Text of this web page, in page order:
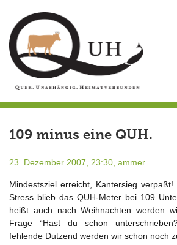
content
109 minus eine QUH.
23. Dezember 2007, 23:30, ammer
Mindestsziel erreicht, Kantersieg verpaßt!
Stress blieb das QUH-Meter bei 109
heißt auch nach Weihnachten werden
Frage “Hast du schon
fehlende Dutzend werden wir schon noch